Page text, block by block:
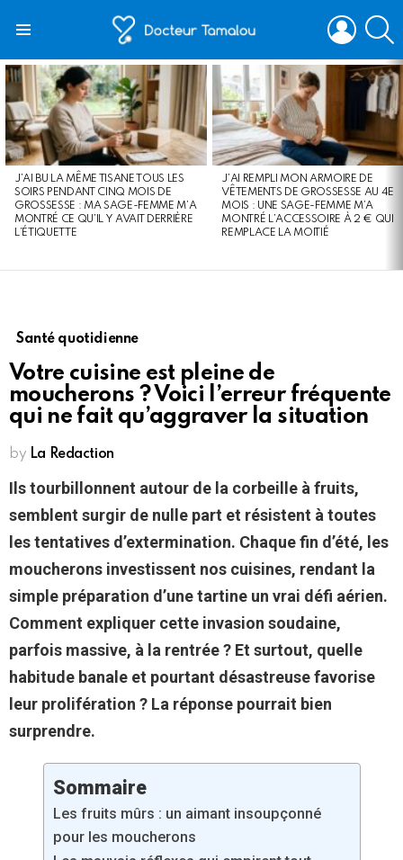
LOGIN
LATEST
STORIES
J’AI BU LA MÊME TISANE TOUS LES
SOIRS PENDANT CINQ MOIS DE
GROSSESSE : MA SAGE-FEMME M’A
MONTRÉ CE QU’IL Y AVAIT DERRIÈRE
L’ÉTIQUETTE
J’AI REMPLI MON ARMOIRE DE
VÊTEMENTS DE GROSSESSE AU 4E
MOIS : UNE SAGE-FEMME M’A
MONTRÉ L’ACCESSOIRE À 2 € QUI
REMPLACE LA MOITIÉ
Santé quotidienne
Votre cuisine est pleine de
moucherons ? Voici l’erreur fréquente
qui ne fait qu’aggraver la situation
by La Redaction
Ils tourbillonnent autour de la corbeille à fruits,
semblent surgir de nulle part et résistent à toutes
les tentatives d’extermination. Chaque fin d’été, les
moucherons investissent nos cuisines, rendant la
simple préparation d’une tartine un vrai défi aérien.
Comment expliquer cette invasion soudaine,
parfois massive, à la rentrée ? Et surtout, quelle
habitude banale et pourtant désastreuse favorise
leur prolifération ? La réponse pourrait bien
surprendre.
Sommaire
Les fruits mûrs : un aimant insoupçonné
pour les moucherons